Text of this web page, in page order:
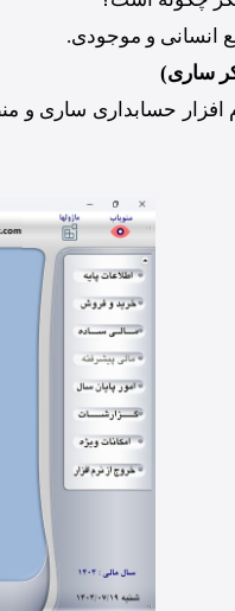
انسانی و موجودی.
ساری)
افزار حسابداری ساری و